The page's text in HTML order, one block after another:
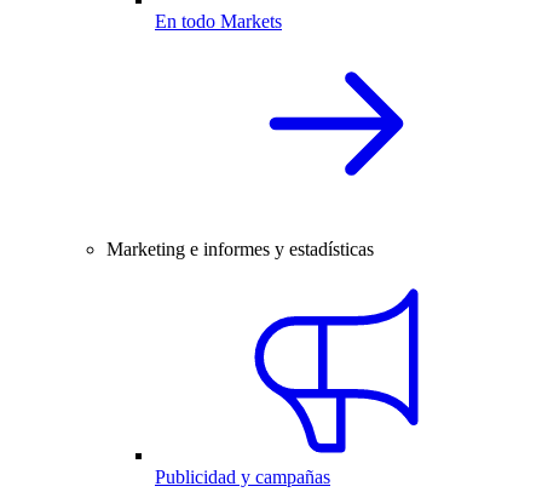
En todo Markets
Marketing e informes y estadísticas
Publicidad y campañas